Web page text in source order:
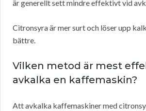
är generellt sett mindre effektivt vid
Citronsyra är mer surt och löser upp
bättre.
Vilken metod är mest
avkalka en kaffemaskin?
Att avkalka kaffemaskiner med